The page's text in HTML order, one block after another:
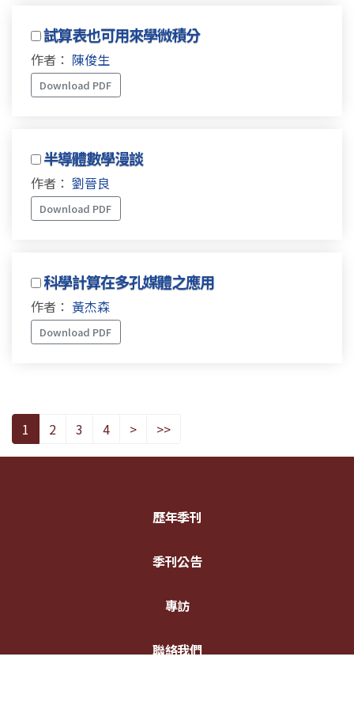
試算表也可用來學微積分
作者： 陳俊生
Download PDF
半導體數學漫談
作者： 劉晉良
Download PDF
科學計算在多孔媒體之應用
作者： 黃杰森
Download PDF
1 2 3 4 > >>
歷年季刊
季刊公告
專訪
聯絡我們